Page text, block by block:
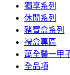
獨享系列
休閒系列
豬寶盒系列
禮盒專區
萬全馨一甲
全品項